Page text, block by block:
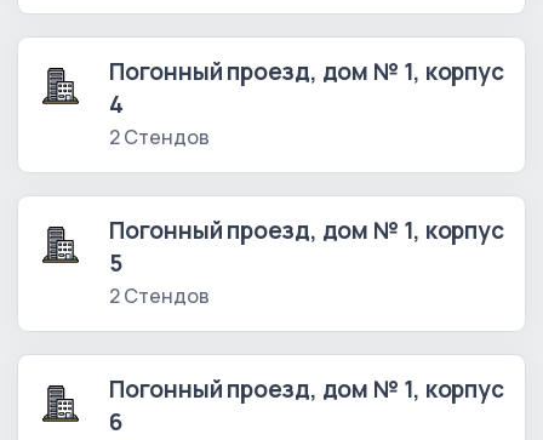
Погонный проезд, дом № 1, корпус
4
2 Стендов
Погонный проезд, дом № 1, корпус
5
2 Стендов
Погонный проезд, дом № 1, корпус
6